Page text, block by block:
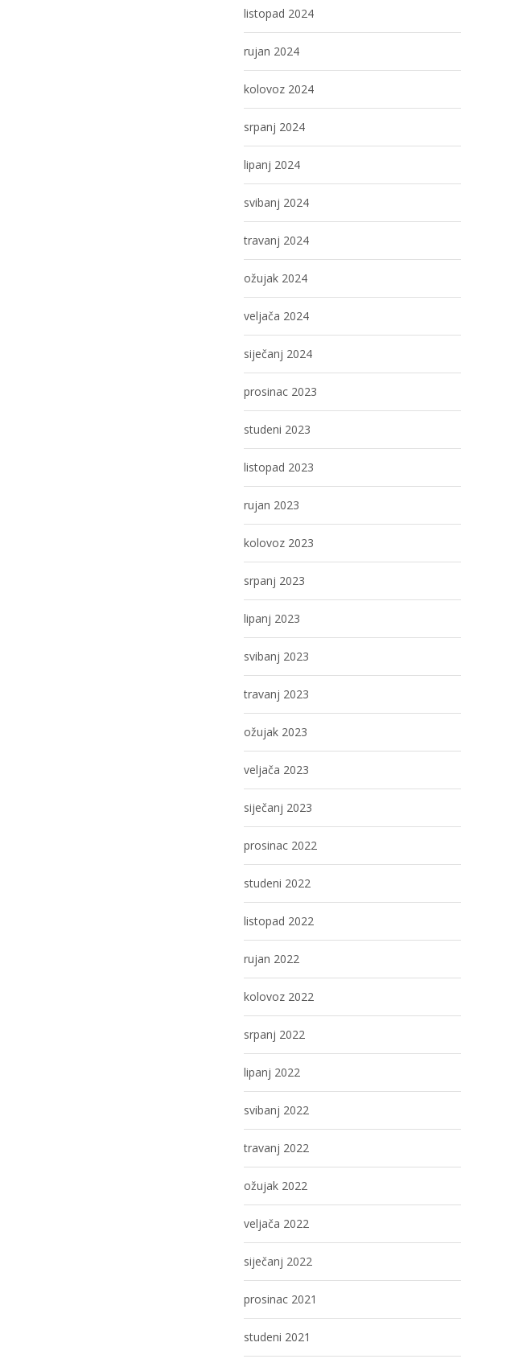
listopad 2024
rujan 2024
kolovoz 2024
srpanj 2024
lipanj 2024
svibanj 2024
travanj 2024
ožujak 2024
veljača 2024
siječanj 2024
prosinac 2023
studeni 2023
listopad 2023
rujan 2023
kolovoz 2023
srpanj 2023
lipanj 2023
svibanj 2023
travanj 2023
ožujak 2023
veljača 2023
siječanj 2023
prosinac 2022
studeni 2022
listopad 2022
rujan 2022
kolovoz 2022
srpanj 2022
lipanj 2022
svibanj 2022
travanj 2022
ožujak 2022
veljača 2022
siječanj 2022
prosinac 2021
studeni 2021